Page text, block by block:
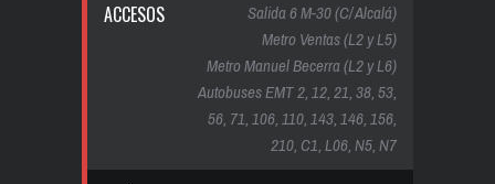
ACCESOS
Salida 6 M-30 (C/ Alcalá)
Metro Ventas (L2 y L5)
Metro Manuel Becerra (L2 y L6)
Autobuses EMT 2, 12, 21, 38, 53,
56, 71, 106, 110, 143, 146, 156,
210, C1, L06, N5, N7